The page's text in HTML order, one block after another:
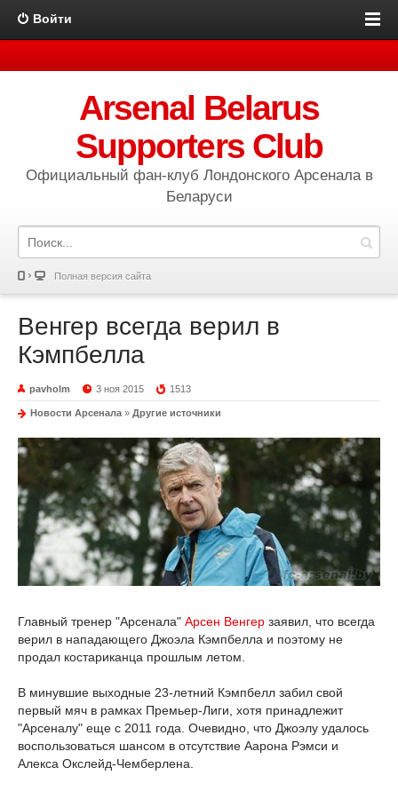
Войти
Arsenal Belarus
Supporters Club
Официальный фан-клуб Лондонского Арсенала в
Беларуси
Полная версия сайта
Венгер всегда верил в
Кэмпбелла
pavholm 3 ноя 2015 1513
Новости Арсенала » Другие источники
Главный тренер "Арсенала" Арсен Венгер заявил, что всегда
верил в нападающего Джоэла Кэмпбелла и поэтому не
продал костариканца прошлым летом.
В минувшие выходные 23-летний Кэмпбелл забил свой
первый мяч в рамках Премьер-Лиги, хотя принадлежит
"Арсеналу" еще с 2011 года. Очевидно, что Джоэлу удалось
воспользоваться шансом в отсутствие Аарона Рэмси и
Алекса Окслейд-Чемберлена.